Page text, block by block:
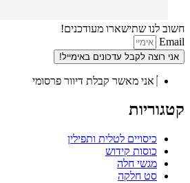
חשוב לנו שתישארו מעודכנים!
Email
אני רוצה לקבל עדכונים באימייל!
אני מאשר קבלת דיוור פרסומי
קטגוריות
כיסויים לטלית ותפילין
כוסות קידוש
מגשי חלה
סט חלקה